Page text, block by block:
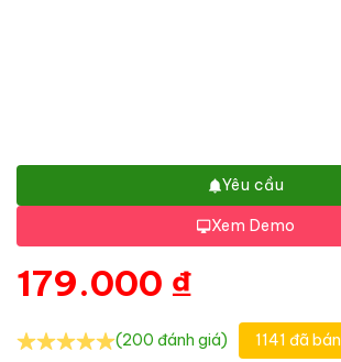
Yêu cầu
Xem Demo
179.000 ₫
(200 đánh giá) 1141 đã bán